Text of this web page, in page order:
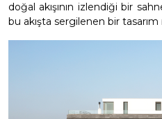
doğal akışının izlendiği bir
bu akışta sergilenen bir